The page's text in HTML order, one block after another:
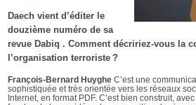
Daech vient d’éditer le
douzième numéro de sa
revue Dabiq . Comment décririez-vous la
l’organisation terroriste ?
François-Bernard Huyghe C’est une
sophistiquée et très orientée vers les réseaux
Internet, en format PDF. C’est bien construit,